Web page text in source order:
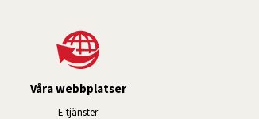
Våra webbplatser
E-tjänsterLänk till annan webbplats, öppnas i